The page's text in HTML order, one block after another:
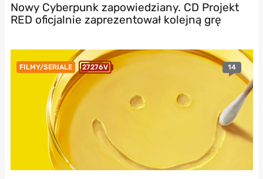
Nowy Cyberpunk zapowiedziany. CD Projekt
RED oficjalnie zaprezentował kolejną grę
FILMY/SERIALE 27276V 14